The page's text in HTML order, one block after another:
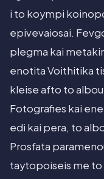
i to koympi
epivevaiosai.
plegma kai
enotita Voithitika
kleise afto to
Fotografies kai
edi kai pera, to
Prosfata
taytopoiseis me to